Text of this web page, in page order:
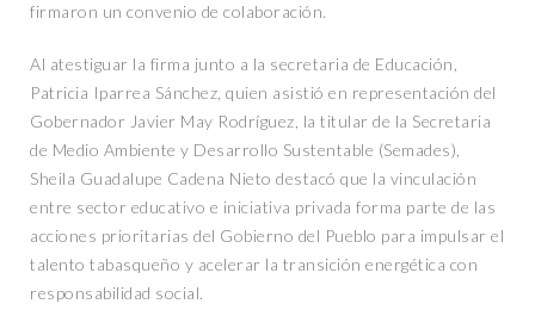
firmaron un convenio de colaboración.
Al atestiguar la firma junto a la secretaria de Educación,
Patricia Iparrea Sánchez, quien asistió en representación del
Gobernador Javier May Rodríguez, la titular de la Secretaria
de Medio Ambiente y Desarrollo Sustentable (Semades),
Sheila Guadalupe Cadena Nieto destacó que la vinculación
entre sector educativo e iniciativa privada forma parte de las
acciones prioritarias del Gobierno del Pueblo para impulsar el
talento tabasqueño y acelerar la transición energética con
responsabilidad social.